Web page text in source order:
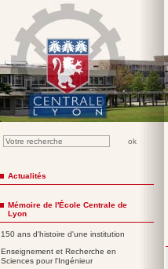
Actualités
Mémoire de l'École Centrale de
Lyon
150 ans d'histoire d'une institution
Enseignement et Recherche en
Sciences pour l'Ingénieur